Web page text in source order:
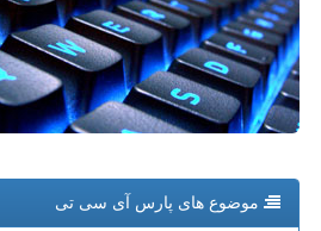
موضوع های پارس آی سی تی